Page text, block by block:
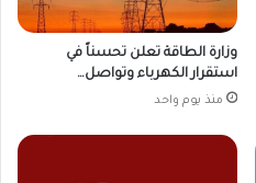
وزارة الطاقة تعلن تحسناً في
استقرار الكهرباء وتواصل…
منذ يوم واحد